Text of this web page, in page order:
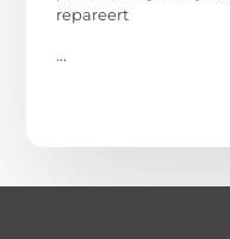
repareert
...